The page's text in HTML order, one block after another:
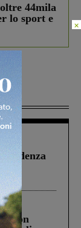
44mila
lo sport e
×